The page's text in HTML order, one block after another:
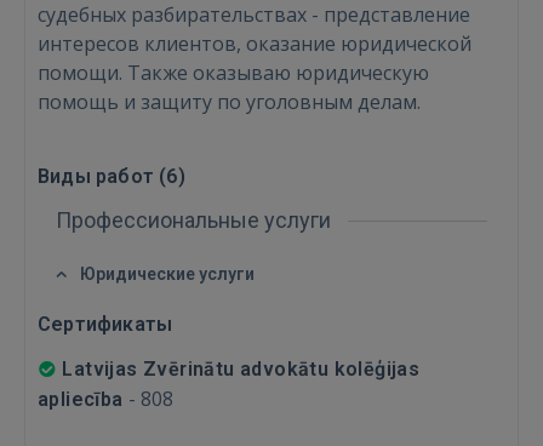
Забыли пароль?
судебных разбирательствах - представление
интересов клиентов, оказание юридической
помощи. Tакже оказываю юридическую
помощь и защиту по уголовным делам.
Виды работ (6)
Профессиональные услуги
Юридические услуги
Сертификаты
Latvijas Zvērinātu advokātu kolēģijas
apliecība - 808